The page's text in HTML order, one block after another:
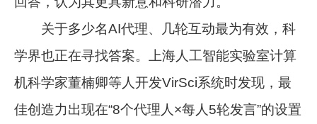
关于多少名AI代理、几轮互动最为有效，科
学界也正在寻找答案。上海人工智能实验室计算
机科学家董楠卿等人开发VirSci系统时发现，最
佳创造力出现在“8个代理人×每人5轮发言”的设置